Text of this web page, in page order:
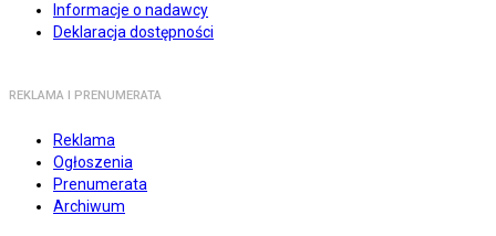
Informacje o nadawcy
Deklaracja dostępności
REKLAMA I PRENUMERATA
Reklama
Ogłoszenia
Prenumerata
Archiwum